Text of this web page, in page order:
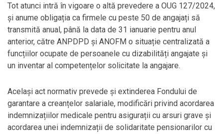
Tot atunci intră în vigoare o altă prevedere a OUG 127/2024,
și anume obligația ca firmele cu peste 50 de angajați să
transmită anual, până la data de 31 ianuarie pentru anul
anterior, către ANPDPD și ANOFM o situație centralizată a
funcțiilor ocupate de persoanele cu dizabilități angajate și
un inventar al competențelor solicitate la angajare.
Același act normativ prevede și extinderea Fondului de
garantare a creanțelor salariale, modificări privind acordarea
indemnizațiilor medicale pentru asigurații cu arsuri grave și
acordarea unei indemnizații de solidaritate pensionarilor cu